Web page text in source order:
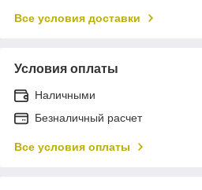
Все условия доставки
Условия оплаты
Наличными
Безналичный расчет
Все условия оплаты